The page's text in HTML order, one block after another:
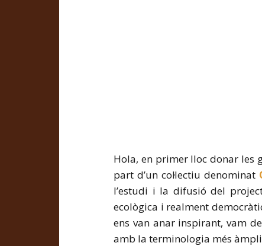
Hola, en primer lloc donar les
part d’un col·lectiu denominat
l’estudi i la difusió del
ecològica i realment
ens van anar inspirant, vam
amb la terminologia més